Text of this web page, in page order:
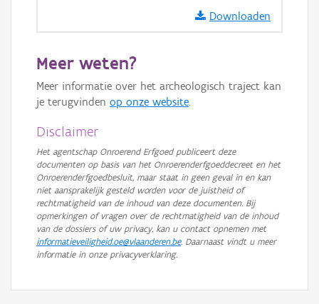
Downloaden
Meer weten?
Meer informatie over het archeologisch traject kan
je terugvinden op onze website.
Disclaimer
Het agentschap Onroerend Erfgoed publiceert deze
documenten op basis van het Onroerenderfgoeddecreet en het
Onroerenderfgoedbesluit, maar staat in geen geval in en kan
niet aansprakelijk gesteld worden voor de juistheid of
rechtmatigheid van de inhoud van deze documenten. Bij
opmerkingen of vragen over de rechtmatigheid van de inhoud
van de dossiers of uw privacy, kan u contact opnemen met
informatieveiligheid.oe@vlaanderen.be. Daarnaast vindt u meer
informatie in onze privacyverklaring.